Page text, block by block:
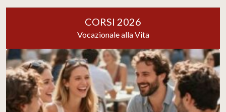
CORSI 2026
Vocazionale alla Vita